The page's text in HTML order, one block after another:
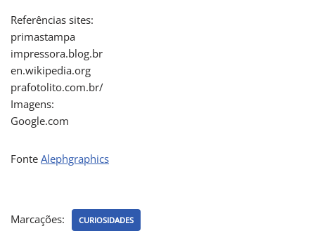
Referências sites:
primastampa
impressora.blog.br
en.wikipedia.org
prafotolito.com.br/
Imagens:
Google.com
Fonte Alephgraphics
Marcações: CURIOSIDADES